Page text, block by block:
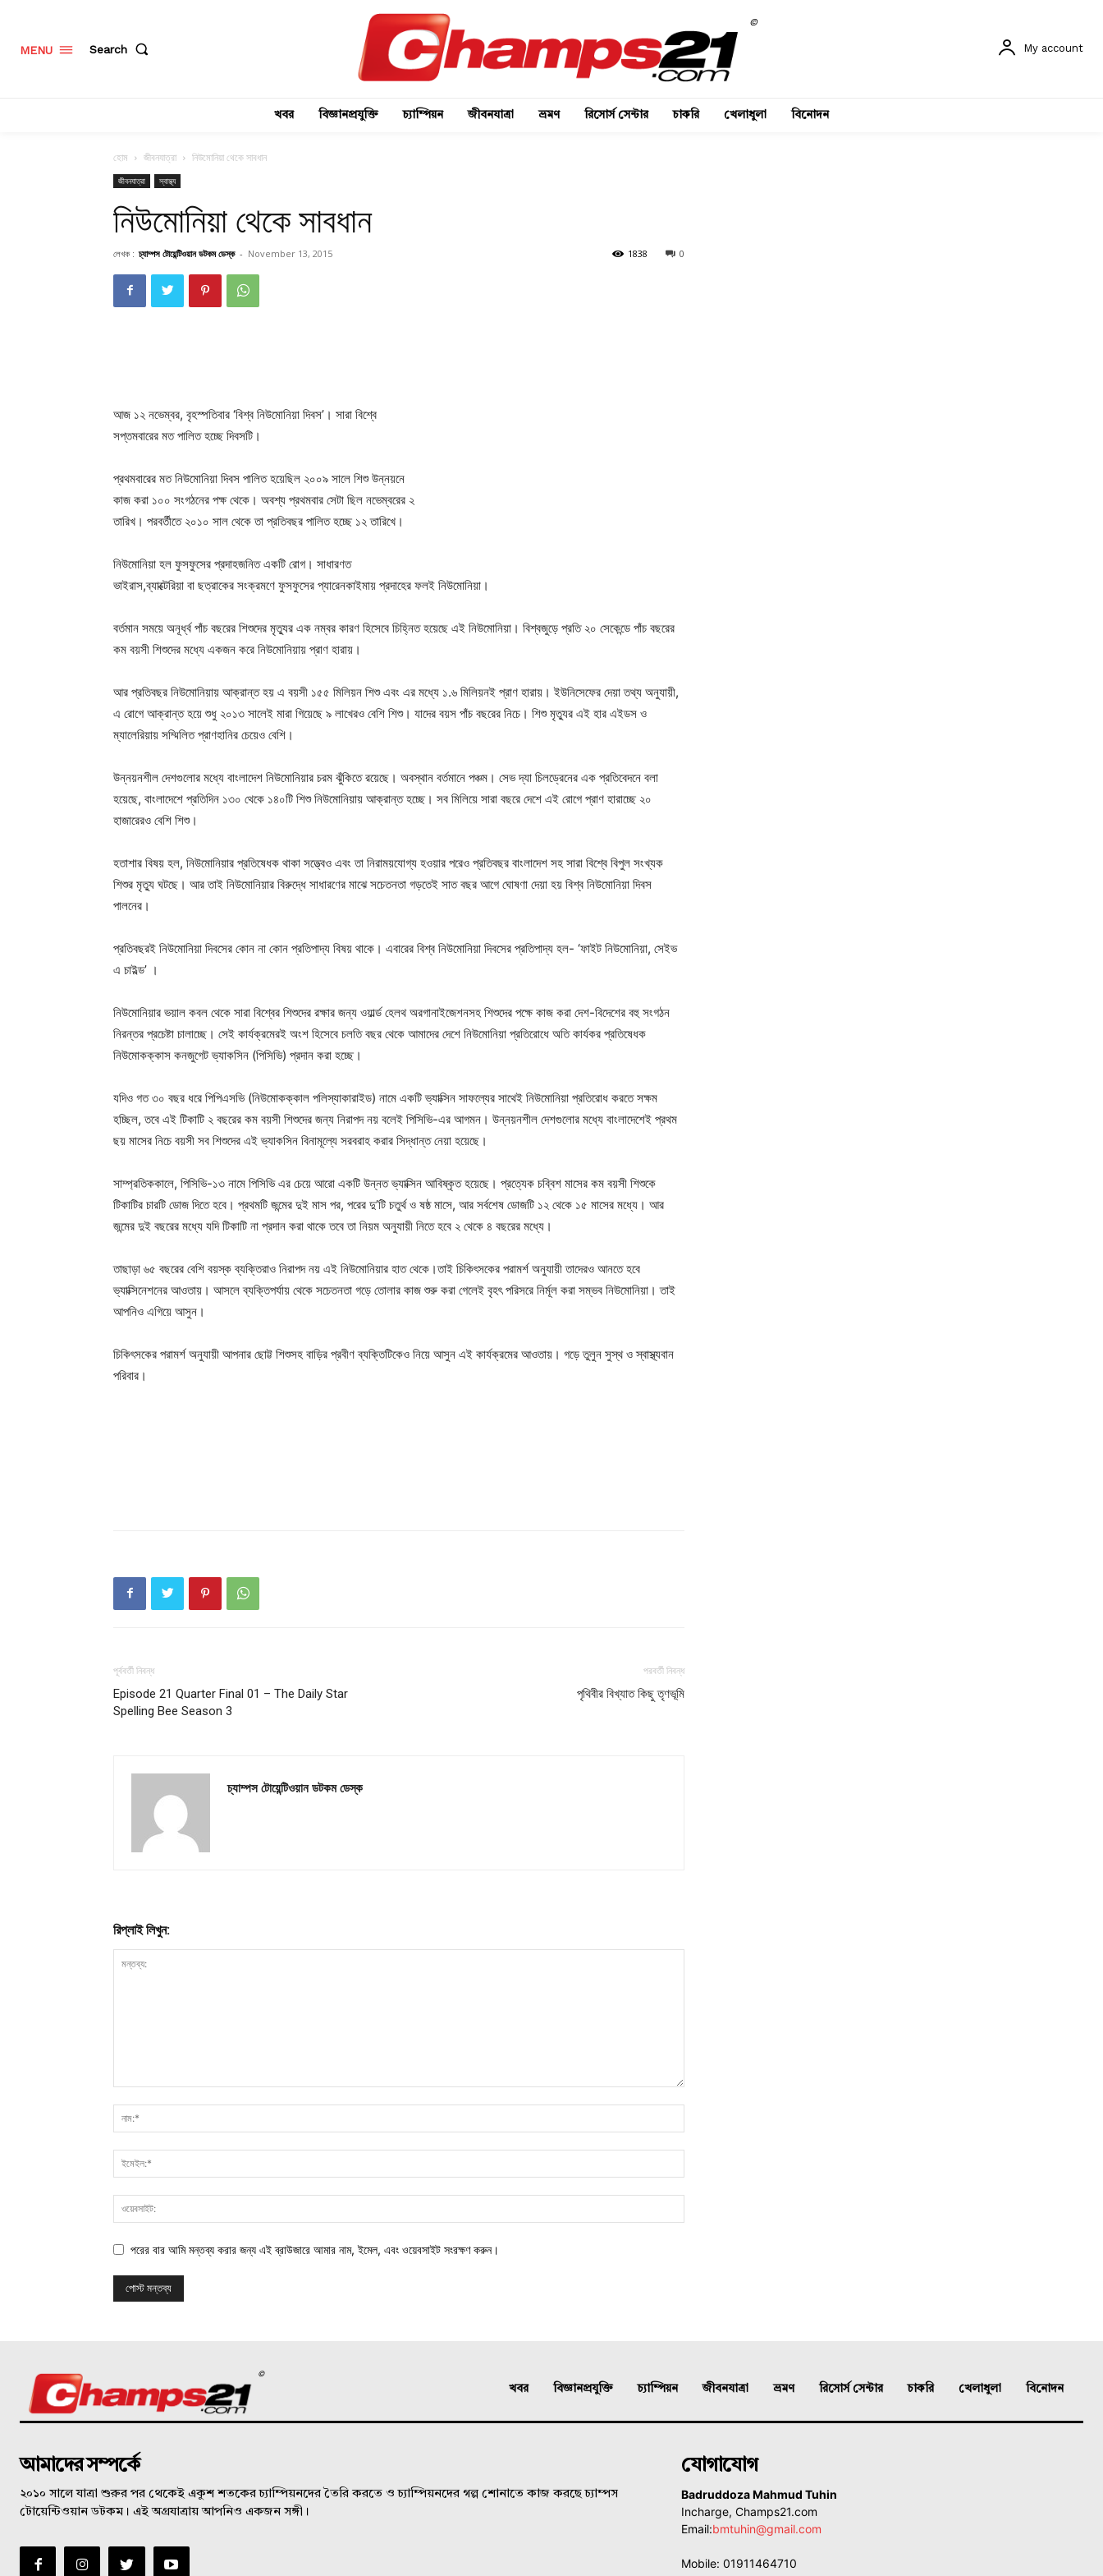
Company
Contact us
MENU Search
©
My account
খবর বিজ্ঞানপ্রযুক্তি চ্যাম্পিয়ন জীবনযাত্রা ভ্রমণ রিসোর্স সেন্টার চাকরি খেলাধুলা বিনোদন
হোম জীবনযাত্রা নিউমোনিয়া থেকে সাবধান
জীবনযাত্রা স্বাস্থ্য
নিউমোনিয়া থেকে সাবধান
লেখক : চ্যাম্পস টোয়েন্টিওয়ান ডটকম ডেস্ক - November 13, 2015 0
1838
আজ ১২ নভেম্বর, বৃহস্পতিবার ‘বিশ্ব নিউমোনিয়া দিবস’। সারা বিশ্বে
সপ্তমবারের মত পালিত হচ্ছে দিবসটি।
প্রথমবারের মত নিউমোনিয়া দিবস পালিত হয়েছিল ২০০৯ সালে শিশু উন্নয়নে
কাজ করা ১০০ সংগঠনের পক্ষ থেকে। অবশ্য প্রথমবার সেটা ছিল নভেম্বরের ২
তারিখ। পরবর্তীতে ২০১০ সাল থেকে তা প্রতিবছর পালিত হচ্ছে ১২ তারিখে।
নিউমোনিয়া হল ফুসফুসের প্রদাহজনিত একটি রোগ। সাধারণত
ভাইরাস,ব্যাক্টেরিয়া বা ছত্রাকের সংক্রমণে ফুসফুসের প্যারেনকাইমায় প্রদাহের ফলই নিউমোনিয়া।
বর্তমান সময়ে অনূর্ধ্ব পাঁচ বছরের শিশুদের মৃত্যুর এক নম্বর কারণ হিসেবে চিহ্নিত হয়েছে এই নিউমোনিয়া। বিশ্বজুড়ে প্রতি ২০ সেকেন্ডে পাঁচ বছরের
কম বয়সী শিশুদের মধ্যে একজন করে নিউমোনিয়ায় প্রাণ হারায়।
আর প্রতিবছর নিউমোনিয়ায় আক্রান্ত হয় এ বয়সী ১৫৫ মিলিয়ন শিশু এবং এর মধ্যে ১.৬ মিলিয়নই প্রাণ হারায়। ইউনিসেফের দেয়া তথ্য অনুযায়ী,
এ রোগে আক্রান্ত হয়ে শুধু ২০১৩ সালেই মারা গিয়েছে ৯ লাখেরও বেশি শিশু। যাদের বয়স পাঁচ বছরের নিচে। শিশু মৃত্যুর এই হার এইডস ও
ম্যালেরিয়ায় সম্মিলিত প্রাণহানির চেয়েও বেশি।
উন্নয়নশীল দেশগুলোর মধ্যে বাংলাদেশ নিউমোনিয়ার চরম ঝুঁকিতে রয়েছে। অবস্থান বর্তমানে পঞ্চম। সেভ দ্যা চিলড্রেনের এক প্রতিবেদনে বলা
হয়েছে, বাংলাদেশে প্রতিদিন ১৩০ থেকে ১৪০টি শিশু নিউমোনিয়ায় আক্রান্ত হচ্ছে। সব মিলিয়ে সারা বছরে দেশে এই রোগে প্রাণ হারাচ্ছে ২০
হাজারেরও বেশি শিশু।
হতাশার বিষয় হল, নিউমোনিয়ার প্রতিষেধক থাকা সত্ত্বেও এবং তা নিরাময়যোগ্য হওয়ার পরেও প্রতিবছর বাংলাদেশ সহ সারা বিশ্বে বিপুল সংখ্যক
শিশুর মৃত্যু ঘটছে। আর তাই নিউমোনিয়ার বিরুদ্ধে সাধারণের মাঝে সচেতনতা গড়তেই সাত বছর আগে ঘোষণা দেয়া হয় বিশ্ব নিউমোনিয়া দিবস
পালনের।
প্রতিবছরই নিউমোনিয়া দিবসের কোন না কোন প্রতিপাদ্য বিষয় থাকে। এবারের বিশ্ব নিউমোনিয়া দিবসের প্রতিপাদ্য হল- ‘ফাইট নিউমোনিয়া, সেইভ
এ চাইল্ড’ ।
নিউমোনিয়ার ভয়াল কবল থেকে সারা বিশ্বের শিশুদের রক্ষার জন্য ওয়ার্ল্ড হেলথ অরগানাইজেশনসহ শিশুদের পক্ষে কাজ করা দেশ-বিদেশের বহু সংগঠন
নিরন্তর প্রচেষ্টা চালাচ্ছে। সেই কার্যক্রমেরই অংশ হিসেবে চলতি বছর থেকে আমাদের দেশে নিউমোনিয়া প্রতিরোধে অতি কার্যকর প্রতিষেধক
নিউমোকক্কাস কনজুগেট ভ্যাকসিন (পিসিভি) প্রদান করা হচ্ছে।
যদিও গত ৩০ বছর ধরে পিপিএসভি (নিউমোকক্কাল পলিস্যাকারাইড) নামে একটি ভ্যাক্সিন সাফল্যের সাথেই নিউমোনিয়া প্রতিরোধ করতে সক্ষম
হচ্ছিল, তবে এই টিকাটি ২ বছরের কম বয়সী শিশুদের জন্য নিরাপদ নয় বলেই পিসিভি-এর আগমন। উন্নয়নশীল দেশগুলোর মধ্যে বাংলাদেশেই প্রথম
ছয় মাসের নিচে বয়সী সব শিশুদের এই ভ্যাকসিন বিনামূল্যে সরবরাহ করার সিদ্ধান্ত নেয়া হয়েছে।
সাম্প্রতিককালে, পিসিভি-১৩ নামে পিসিভি এর চেয়ে আরো একটি উন্নত ভ্যাক্সিন আবিষ্কৃত হয়েছে। প্রত্যেক চব্বিশ মাসের কম বয়সী শিশুকে
টিকাটির চারটি ডোজ দিতে হবে। প্রথমটি জন্মের দুই মাস পর, পরের দু’টি চতুর্থ ও ষষ্ঠ মাসে, আর সর্বশেষ ডোজটি ১২ থেকে ১৫ মাসের মধ্যে। আর
জন্মের দুই বছরের মধ্যে যদি টিকাটি না প্রদান করা থাকে তবে তা নিয়ম অনুযায়ী নিতে হবে ২ থেকে ৪ বছরের মধ্যে।
তাছাড়া ৬৫ বছরের বেশি বয়স্ক ব্যক্তিরাও নিরাপদ নয় এই নিউমোনিয়ার হাত থেকে।তাই চিকিৎসকের পরামর্শ অনুযায়ী তাদেরও আনতে হবে
ভ্যাক্সিনেশনের আওতায়। আসলে ব্যক্তিপর্যায় থেকে সচেতনতা গড়ে তোলার কাজ শুরু করা গেলেই বৃহৎ পরিসরে নির্মূল করা সম্ভব নিউমোনিয়া। তাই
আপনিও এগিয়ে আসুন।
চিকিৎসকের পরামর্শ অনুযায়ী আপনার ছোট্ট শিশুসহ বাড়ির প্রবীণ ব্যক্তিটিকেও নিয়ে আসুন এই কার্যক্রমের আওতায়। গড়ে তুলুন সুস্থ ও স্বাস্থ্যবান
পরিবার।
পূর্ববর্তী নিবন্ধ
Episode 21 Quarter Final 01 – The Daily Star
Spelling Bee Season 3
পরবর্তী নিবন্ধ
পৃথিবীর বিখ্যাত কিছু তৃণভূমি
চ্যাম্পস টোয়েন্টিওয়ান ডটকম ডেস্ক
রিপ্লাই লিখুন:
পরের বার আমি মন্তব্য করার জন্য এই ব্রাউজারে আমার নাম, ইমেল, এবং ওয়েবসাইট সংরক্ষণ করুন।
©
খবর বিজ্ঞানপ্রযুক্তি চ্যাম্পিয়ন জীবনযাত্রা ভ্রমণ রিসোর্স সেন্টার চাকরি খেলাধুলা বিনোদন
আমাদের সম্পর্কে
২০১০ সালে যাত্রা শুরুর পর থেকেই একুশ শতকের চ্যাম্পিয়নদের তৈরি করতে ও চ্যাম্পিয়নদের গল্প শোনাতে কাজ করছে চ্যাম্পস
টোয়েন্টিওয়ান ডটকম। এই অগ্রযাত্রায় আপনিও একজন সঙ্গী।
যোগাযোগ
Badruddoza Mahmud Tuhin
Incharge, Champs21.com
Email:bmtuhin@gmail.com
Mobile: 01911464710